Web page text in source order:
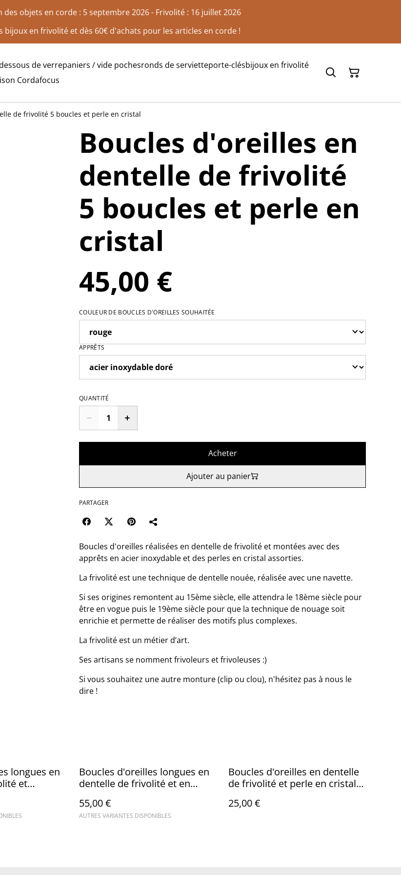
des objets en corde : 5 septembre 2026 - Frivolité : 16 juillet 2026
bijoux en frivolité et dès 60€ d'achats pour les articles en corde !
de verrepaniers / vide pochesronds de servietteporte-clésbijoux en frivolité
Cordafocus
de frivolité 5 boucles et perle en cristal
Boucles d'oreilles en
dentelle de frivolité
5 boucles et perle en
cristal
45,00 €
COULEUR DE BOUCLES D'OREILLES SOUHAITÉE
APPRÊTS
QUANTITÉ
Acheter
Ajouter au panier
PARTAGER
Boucles d'oreilles réalisées en dentelle de frivolité et montées avec des
apprêts en acier inoxydable et des perles en cristal assorties.
La frivolité est une technique de dentelle nouée, réalisée avec une navette.
Si ses origines remontent au 15ème siècle, elle attendra le 18ème siècle pour
être en vogue puis le 19ème siècle pour que la technique de nouage soit
enrichie et permette de réaliser des motifs plus complexes.
La frivolité est un métier d’art.
Ses artisans se nomment frivoleurs et frivoleuses :)
Si vous souhaitez une autre monture (clip ou clou), n'hésitez pas à nous le
dire !
longues en
et
Boucles d'oreilles longues en
dentelle de frivolité et en
55,00 €
AUTRES VARIANTES DISPONIBLES
Boucles d'oreilles en dentelle
de frivolité et perle en cristal
25,00 €